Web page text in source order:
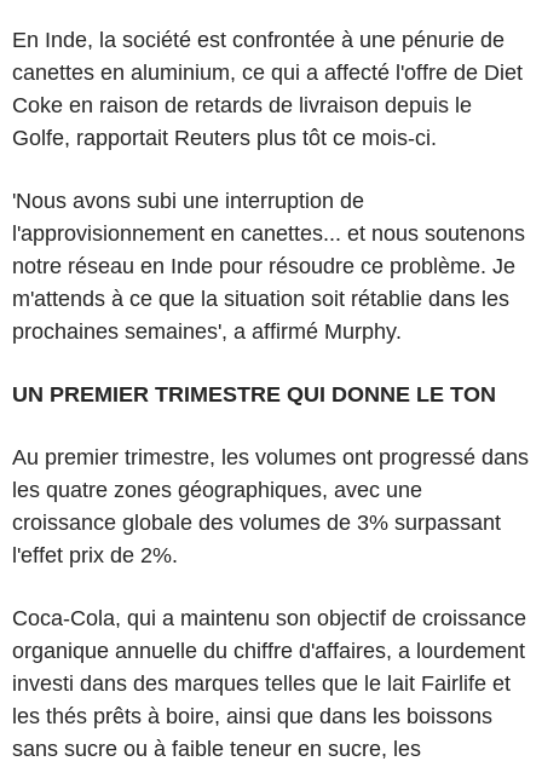
En Inde, la société est confrontée à une pénurie de
canettes en aluminium, ce qui a affecté l'offre de Diet
Coke en raison de retards de livraison depuis le
Golfe, rapportait Reuters plus tôt ce mois-ci.
'Nous avons subi une interruption de
l'approvisionnement en canettes... et nous soutenons
notre réseau en Inde pour résoudre ce problème. Je
m'attends à ce que la situation soit rétablie dans les
prochaines semaines', a affirmé Murphy.
UN PREMIER TRIMESTRE QUI DONNE LE TON
Au premier trimestre, les volumes ont progressé dans
les quatre zones géographiques, avec une
croissance globale des volumes de 3% surpassant
l'effet prix de 2%.
Coca-Cola, qui a maintenu son objectif de croissance
organique annuelle du chiffre d'affaires, a lourdement
investi dans des marques telles que le lait Fairlife et
les thés prêts à boire, ainsi que dans les boissons
sans sucre ou à faible teneur en sucre, les